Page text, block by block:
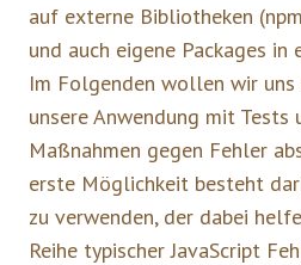
auf externe Bibliotheken
und auch eigene Packages in
Im Folgenden wollen wir uns
unsere Anwendung mit Tests
Maßnahmen gegen Fehler
erste Möglichkeit besteht
zu verwenden, der dabei
Reihe typischer JavaScript